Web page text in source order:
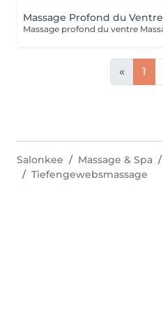
Massage Profond du Ventre
« 1
Salonkee Massage & Spa
Tiefengewebsmassage